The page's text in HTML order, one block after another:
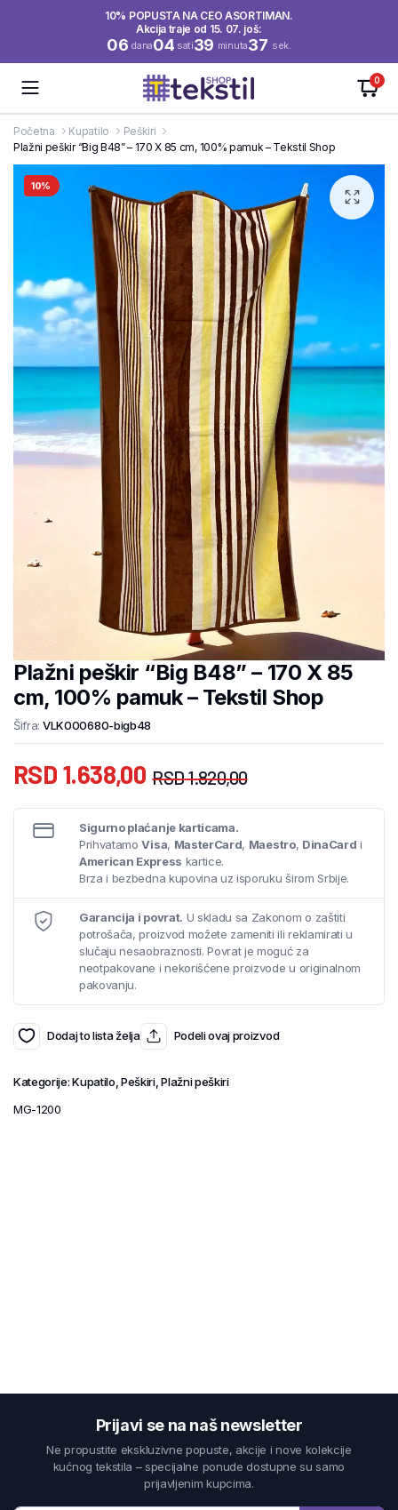
10% POPUSTA NA CEO ASORTIMAN.
Akcija traje od 15. 07. još:
06 dana04 sati39 minuta36 sek.
0
Početna Kupatilo
Peškiri
Plažni peškir “Big B48” – 170 X 85 cm, 100% pamuk – Tekstil Shop
10%
Plažni peškir “Big B48” – 170 X 85
cm, 100% pamuk – Tekstil Shop
Šifra: VLK000680-bigb48
RSD1.820,00
RSD 1.638,00
Sigurno plaćanje karticama.
PrihvatamoVisa, MasterCard, Maestro, DinaCard i
American Express kartice.
Brza i bezbedna kupovina uz isporuku širom Srbije.
Garancija i povrat. U skladu sa Zakonom o zaštiti
potrošača, proizvod možete zameniti ili reklamirati u
slučaju nesaobraznosti. Povrat je moguć za
neotpakovane i nekorišćene proizvode u originalnom
pakovanju.
Dodaj to lista želja Podeli ovaj proizvod
Kategorije:Kupatilo Peškiri,Plažni peškiri
MG-1200
Prijavi se na naš newsletter
Ne propustite ekskluzivne popuste, akcije i nove kolekcije
kućnog tekstila – specijalne ponude dostupne su samo
prijavljenim kupcima.